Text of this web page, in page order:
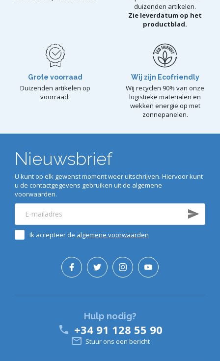
duizenden artikelen.
Zie leverdatum op het
productblad.
Grote voorraad
Duizenden artikelen op
voorraad.
Wij zijn Ecofriendly
Wij recyclen 90% van onze
logistieke materialen en
wekken energie op met
zonnepanelen.
Nieuwsbrief
U kunt op elk gewenst moment weer uitschrijven. Hiervoor kunt
u de contactgegevens gebruiken uit de algemene
voorwaarden.
Ik accepteer de algemene voorwaarden
Hulp nodig?
 +34 91 128 55 90
 Stuur ons een bericht